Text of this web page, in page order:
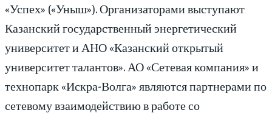
«Успех» («Уныш»). Организаторами выступают
Казанский государственный энергетический
университет и АНО «Казанский открытый
университет талантов». АО «Сетевая компания» и
технопарк «Искра-Волга» являются партнерами по
сетевому взаимодействию в работе со